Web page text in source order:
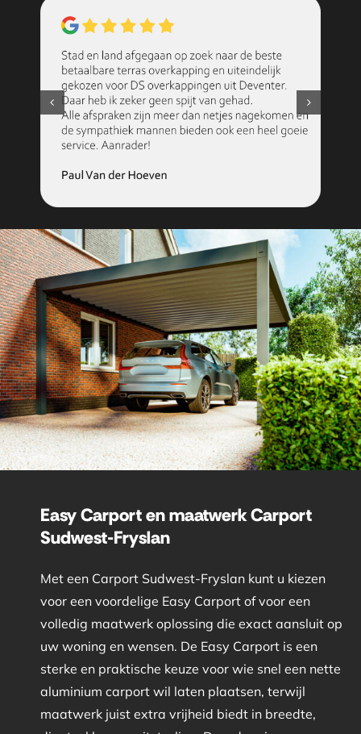
Easy Carport en maatwerk Carport
Sudwest-Fryslan
Met een Carport Sudwest-Fryslan kunt u kiezen
voor een voordelige Easy Carport of voor een
volledig maatwerk oplossing die exact aansluit op
uw woning en wensen. De Easy Carport is een
sterke en praktische keuze voor wie snel een nette
aluminium carport wil laten plaatsen, terwijl
maatwerk juist extra vrijheid biedt in breedte,